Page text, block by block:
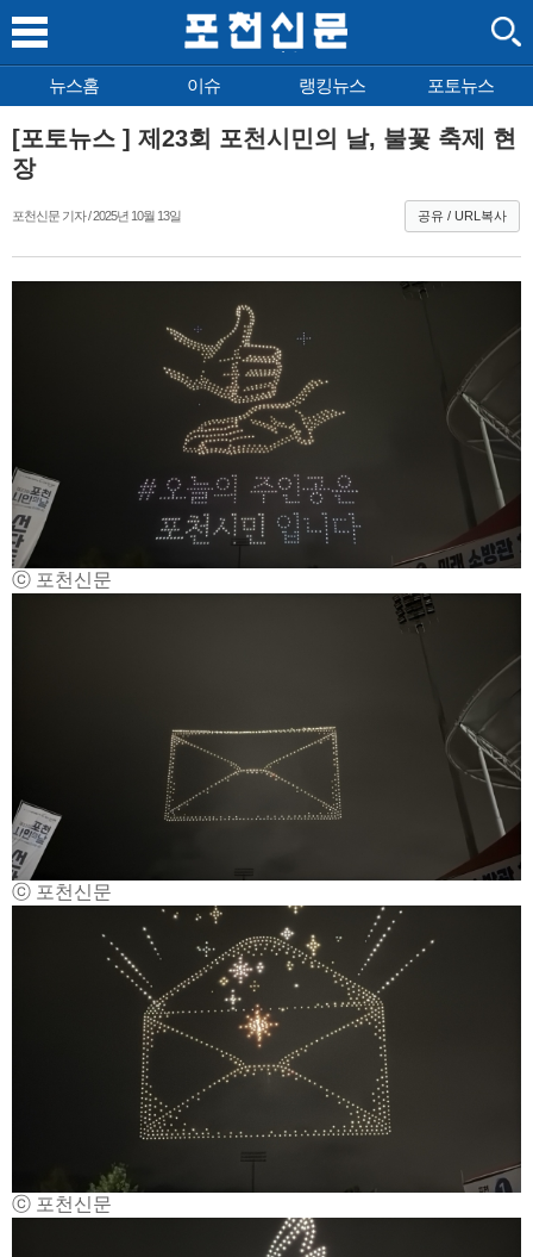
뉴스홈 이슈 랭킹뉴스 포토뉴스
[포토뉴스 ] 제23회 포천시민의 날, 불꽃 축제 현
장
포천신문 기자 / 2025년 10월 13일 공유 / URL복사
ⓒ 포천신문
ⓒ 포천신문
ⓒ 포천신문